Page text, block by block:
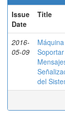
Issue
Date
Title
2016-
05-09
del